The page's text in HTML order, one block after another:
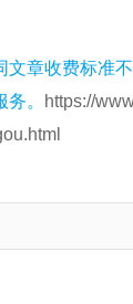
章收费标准
。
https://